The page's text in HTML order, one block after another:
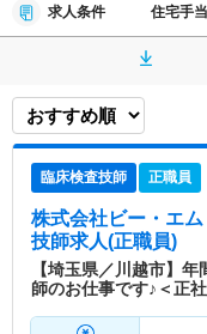
求人条件 住宅手
臨床検査技師 正職員
株式会社ビー・エ
技師求人(正職員)
【埼玉県／川越市】
師のお仕事です♪＜正